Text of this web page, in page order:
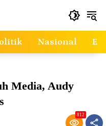
Nasional
Media, Audy
812